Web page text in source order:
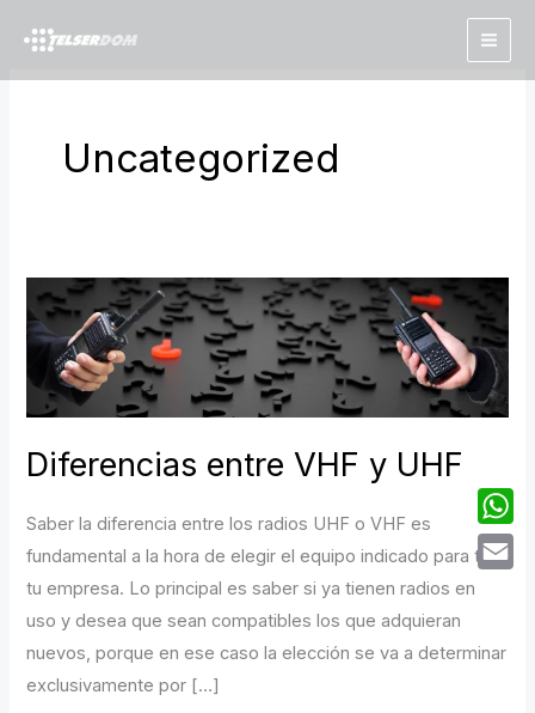
contenido
Uncategorized
Diferencias entre VHF y UHF
Saber la diferencia entre los radios UHF o VHF es
fundamental a la hora de elegir el equipo indicado para ti o
tu empresa. Lo principal es saber si ya tienen radios en
uso y desea que sean compatibles los que adquieran
nuevos, porque en ese caso la elección se va a determinar
exclusivamente por […]
Diferencias
entre
VHF
y
UHF